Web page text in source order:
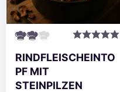
RINDFLEISCHEINTO
PF MIT
STEINPILZEN